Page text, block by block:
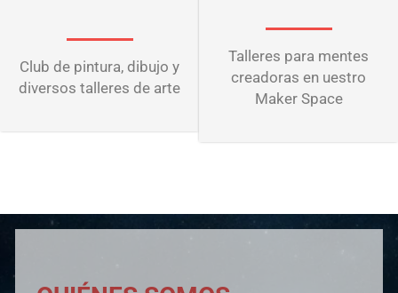
Club de pintura, dibujo y
diversos talleres de arte
Talleres para mentes
creadoras en uestro
Maker Space